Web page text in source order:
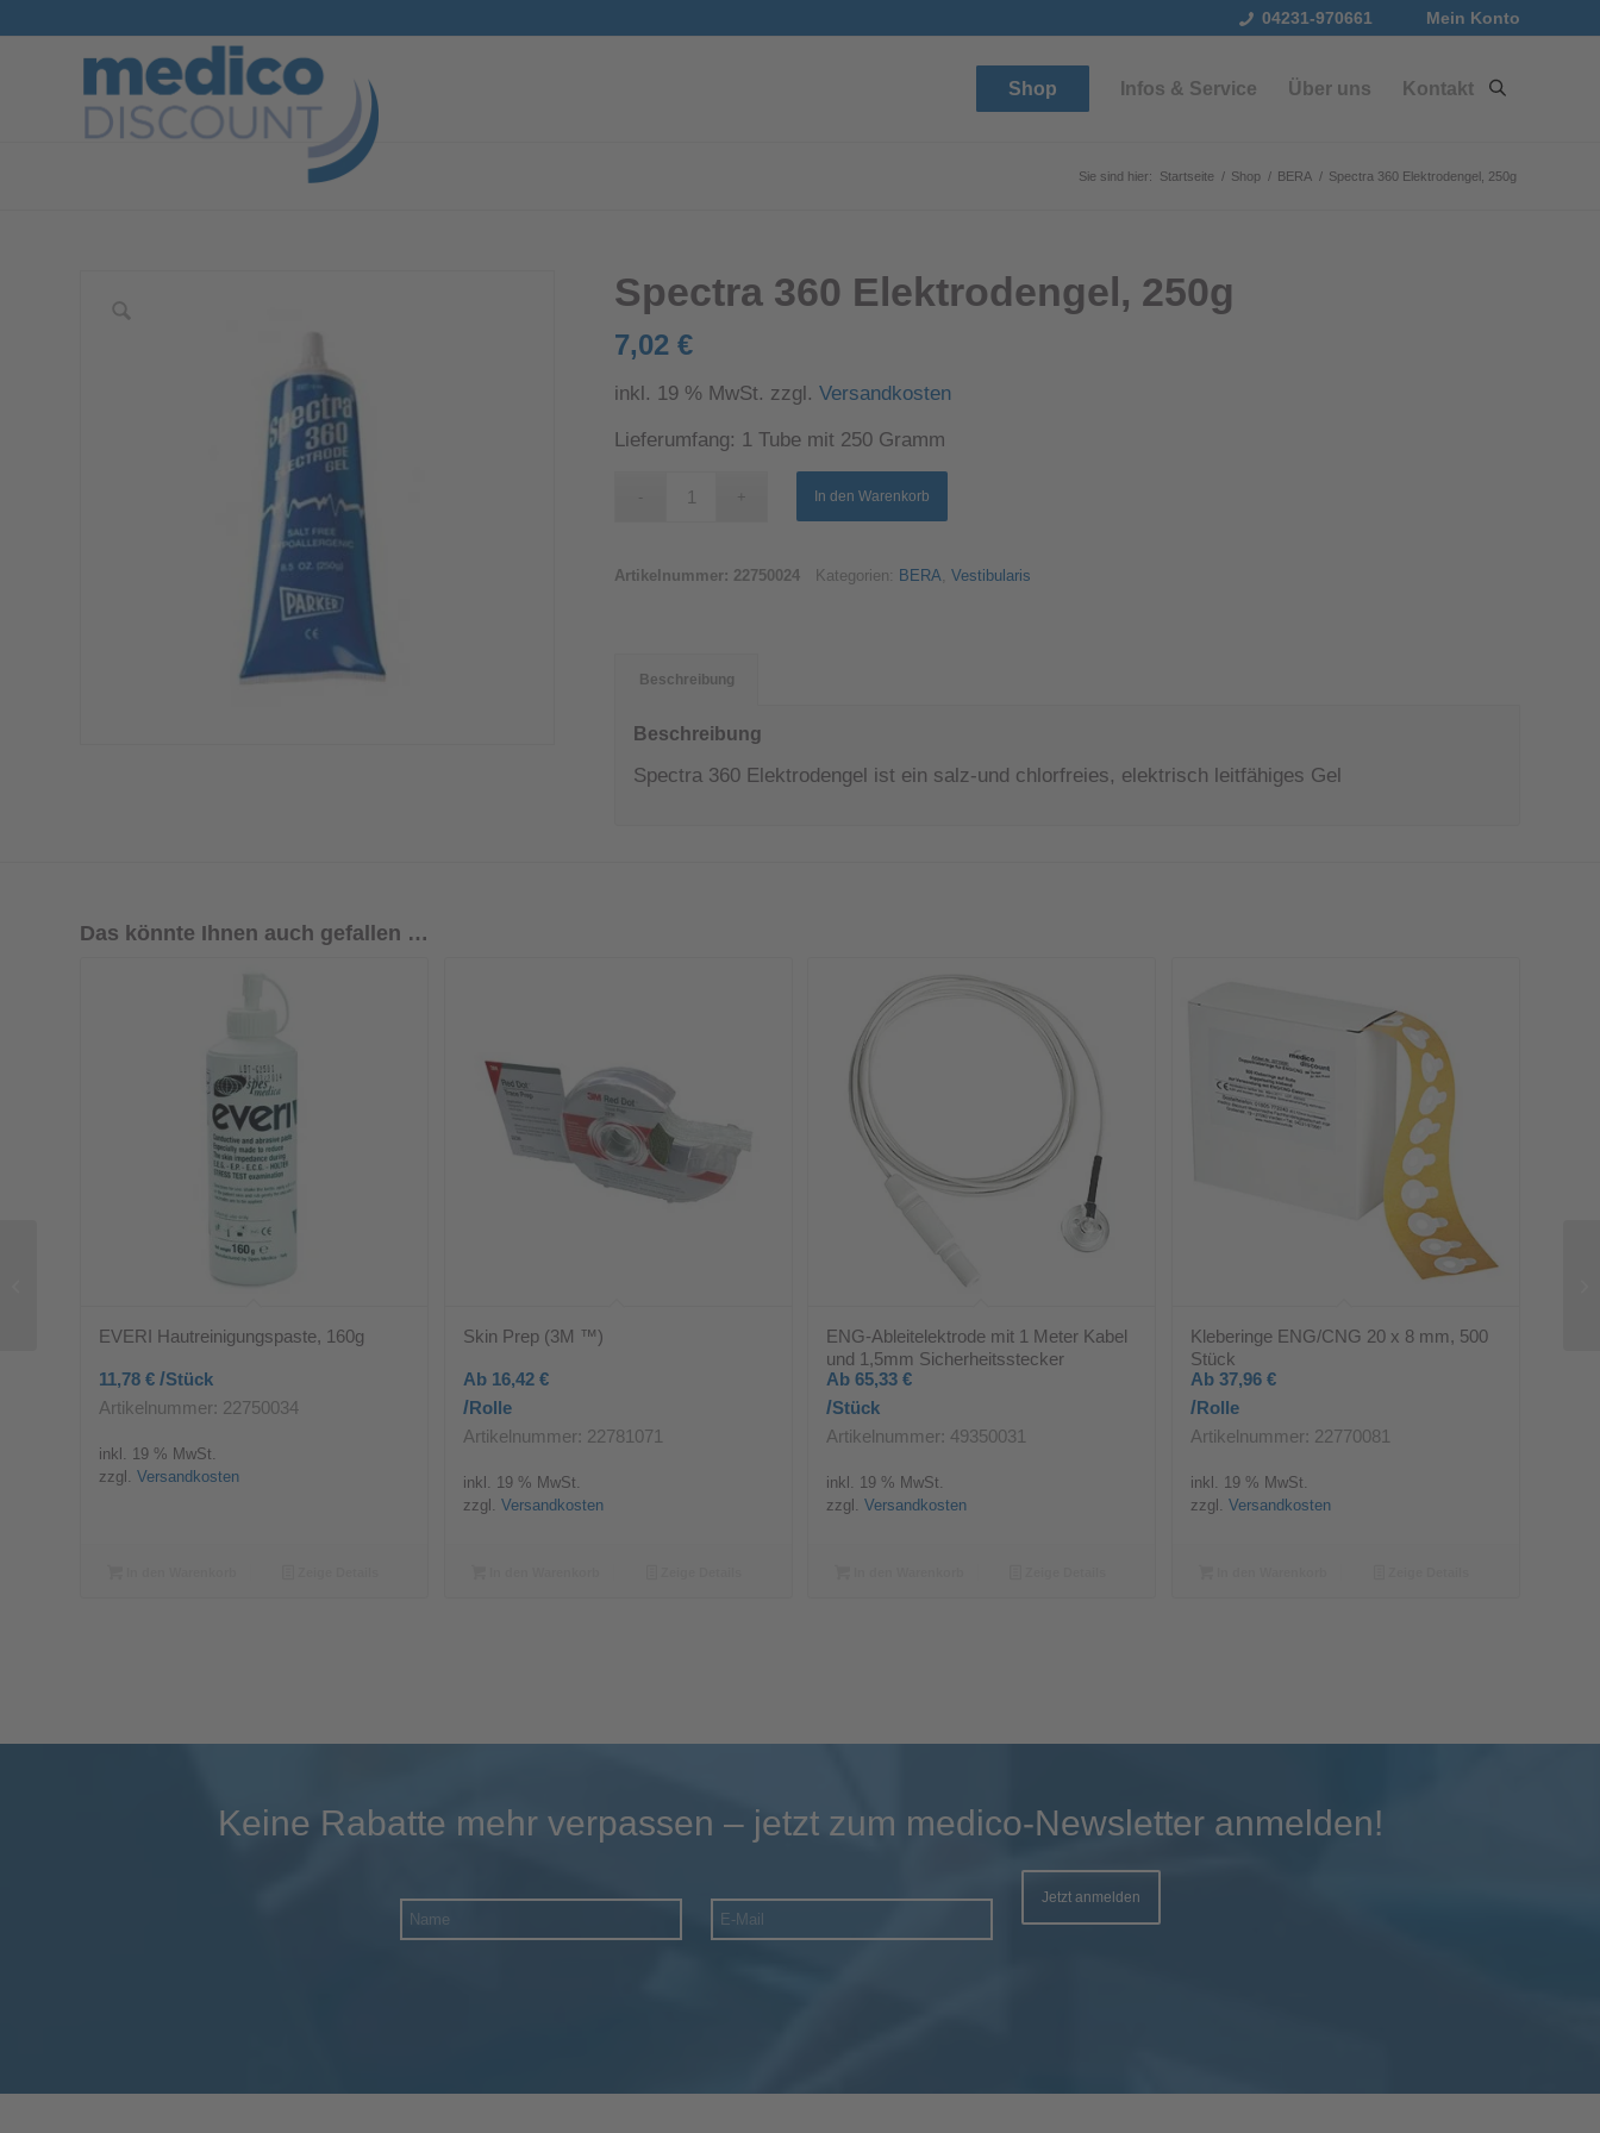
Mein Konto
04231-970661
Shop Infos & Service Über uns Kontakt
Sie sind hier: Startseite / Shop / BERA / Spectra 360 Elektrodengel, 250g
Spectra 360 Elektrodengel, 250g
7,02€
inkl. 19 % MwSt. zzgl.Versandkosten
Lieferumfang: 1 Tube mit 250 Gramm
In den Warenkorb
Artikelnummer: 22750024 Kategorien: BERA,Vestibularis
Beschreibung
Beschreibung
Spectra 360 Elektrodengel ist ein salz-und chlorfreies, elektrisch leitfähiges Gel
Das könnte Ihnen auch gefallen …
EVERI Hautreinigungspaste, 160g
11,78 € /Stück
Artikelnummer: 22750034
inkl. 19 % MwSt.
zzgl. Versandkosten
Skin Prep (3M ™)
Ab 16,42 €
/Rolle
Artikelnummer: 22781071
inkl. 19 % MwSt.
zzgl. Versandkosten
ENG-Ableitelektrode mit 1 Meter Kabel
und 1,5mm Sicherheitsstecker
Ab65,33€
/Stück
Artikelnummer: 49350031
inkl. 19 % MwSt.
zzgl.Versandkosten
Kleberinge ENG/CNG 20 x 8 mm, 500
Stück
Ab 37,96 €
/Rolle
Artikelnummer: 22770081
inkl. 19 % MwSt.
zzgl. Versandkosten
Keine Rabatte mehr verpassen – jetzt zum medico-Newsletter anmelden!
Jetzt anmelden